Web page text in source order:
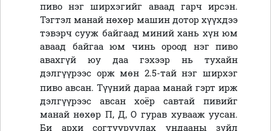
пиво нэг ширхэгийг аваад гарч ирсэн.
Тэгтэл манай нөхөр машин дотор хүүхдээ
тэвэрч сууж байгаад миний хань хүн юм
аваад байгаа юм чинь ороод нэг пиво
авахгүй юу даа гэхээр нь тухайн
дэлгүүрээс орж мөн 2.5-тайнэг ширхэг
пиво авсан. Түүний дараа манай гэрт ирж
дэлгүүрээс авсан хоёр савтай пивийг
манай нөхөр П, Д, О гурав хувааж уусан.
Би архи согтууруулах ундааны зүйл